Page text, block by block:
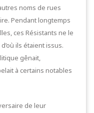
noms de rues
Pendant longtemps
ces Résistants ne le
ils étaient issus.
gênait,
à certains notables
de leur